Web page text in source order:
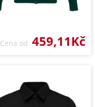
Cena od 459,11Kč